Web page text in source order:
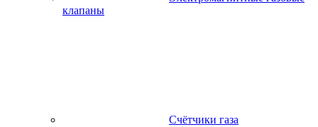
клапаны
Счётчики газа